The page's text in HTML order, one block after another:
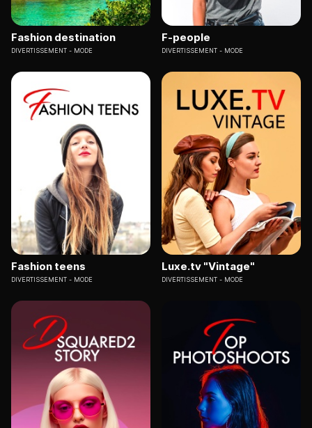
Fashion destination
DIVERTISSEMENT MODE
F-people
DIVERTISSEMENT MODE
Fashion teens
DIVERTISSEMENT MODE
Luxe.tv "Vintage"
DIVERTISSEMENT MODE